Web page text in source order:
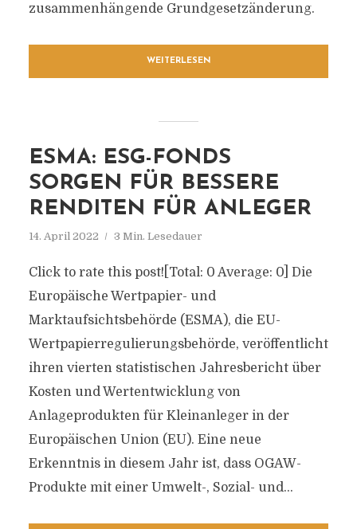
zusammenhängende Grundgesetzänderung.
WEITERLESEN
ESMA: ESG-FONDS
SORGEN FÜR BESSERE
RENDITEN FÜR ANLEGER
14. April 2022 3 Min. Lesedauer
Click to rate this post![Total: 0 Average: 0] Die
Europäische Wertpapier- und
Marktaufsichtsbehörde (ESMA), die EU-
Wertpapierregulierungsbehörde, veröffentlicht
ihren vierten statistischen Jahresbericht über
Kosten und Wertentwicklung von
Anlageprodukten für Kleinanleger in der
Europäischen Union (EU). Eine neue
Erkenntnis in diesem Jahr ist, dass OGAW-
Produkte mit einer Umwelt-, Sozial- und...